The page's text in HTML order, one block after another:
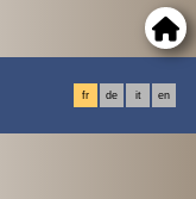
fr de it en